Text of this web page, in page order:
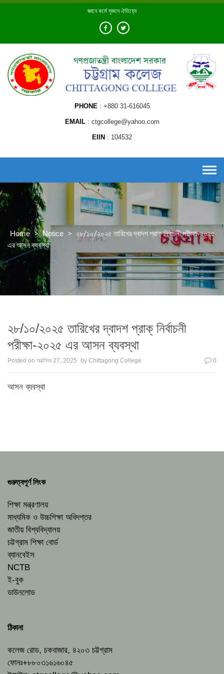
Skip
জ্ঞানে কর্মে সৃজনে ঐতিহ্যে
PHONE +880 31-616045
EMAIL ctgcollege@yahoo.com
EIIN 104532
Home > Notice > ২৮/১০/২০২৫ তারিখের দ্বাদশ প্রাক্ নির্বাচনী পরীক্ষা-২০২৫
এর আসন ব্যবস্থা
২৮/১০/২০২৫ তারিখের দ্বাদশ প্রাক্ নির্বাচনী
পরীক্ষা-২০২৫ এর আসন ব্যবস্থা
Posted on অক্টোবর 27, 2025 by Chittagong College 0
আসন ব্যবস্থা
গুরুত্বপূর্ণ লিংক
শিক্ষা মন্ত্রণালয়
মাধ্যমিক ও উচ্চশিক্ষা অধিদপ্তর
জাতীয় বিশ্ববিদ্যালয়
চট্টগ্রাম শিক্ষা বোর্ড
ব্যানবেইস
NCTB
ই-বুক
ডাউনলোড
ঠিকানা
কলেজ রোড, চকবাজার, ৪২০৩ চট্টগ্রাম
ফোনঃ+৮৮০৩১৬১৬০৪৫